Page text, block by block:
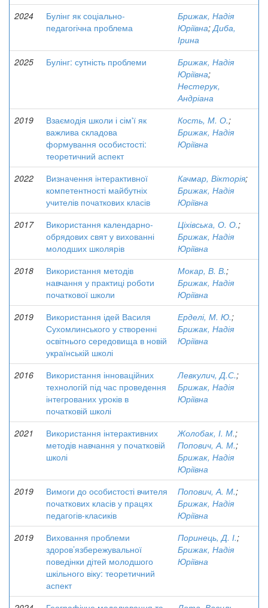
2024
Булінг як соціально-
педагогічна проблема
Брижак, Надія
Юріївна;Диба,
Ірина
2025
Булінг: сутність проблеми
Брижак, Надія
Юріївна;
Нестерук,
Андріана
2019
Взаємодія школи і сім'ї як
важлива складова
формування особистості:
теоретичний аспект
Кость, М. О.;
Брижак, Надія
Юріївна
2022
Визначення інтерактивної
компетентності майбутніх
учителів початкових класів
Качмар, Вікторія;
Брижак, Надія
Юріївна
2017
Використання календарно-
обрядових свят у вихованні
молодших школярів
Ціхівська, О. О.;
Брижак, Надія
Юріївна
2018
Використання методів
навчання у практиці роботи
початкової школи
Мокар, В. В.;
Брижак, Надія
Юріївна
2019
Використання ідей Василя
Сухомлинського у створенні
освітнього середовища в новій
українській школі
Ерделі, М. Ю.;
Брижак, Надія
Юріївна
2016
Використання інноваційних
технологій під час проведення
інтегрованих уроків в
початковій школі
Левкулич, Д.С.;
Брижак, Надія
Юріївна
2021
Використання інтерактивних
методів навчання у початковій
школі
Жолобак, І. М.;
Попович, А. М.;
Брижак, Надія
Юріївна
2019
Вимоги до особистості вчителя
початкових класів у працях
педагогів-класиків
Попович, А. М.;
Брижак, Надія
Юріївна
2019
Виховання проблеми
здоров’язбережувальної
поведінки дітей молодшого
шкільного віку: теоретичний
аспект
Поринець, Д. І.;
Брижак, Надія
Юріївна